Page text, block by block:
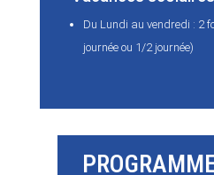
Du Lundi au vendredi : 2
journée ou 1/2 journée)